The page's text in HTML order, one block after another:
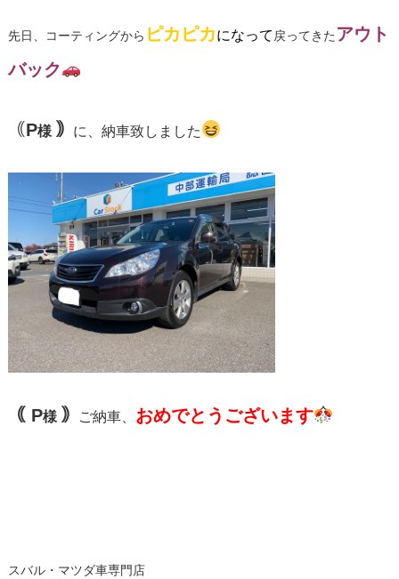
先日、コーティングから ピカピカになって 戻ってきた アウト
バック
｟P様 ｠ に、納車致しました
｟ P様 ｠ ご納車、 おめでとうございます
スバル・マツダ車専門店